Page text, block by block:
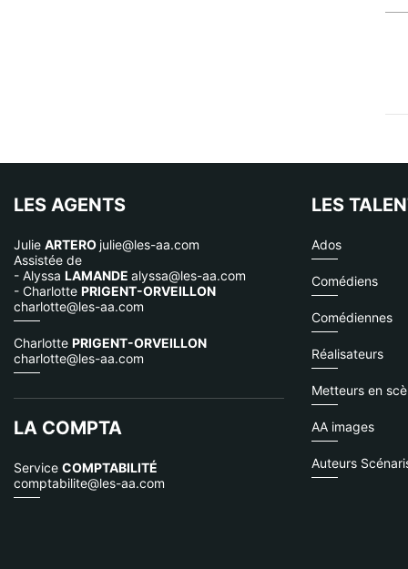
LES AGENTS
Julie ARTERO julie@les-aa.com
Assistée de
- Alyssa LAMANDE alyssa@les-aa.com
- Charlotte PRIGENT-ORVEILLON
charlotte@les-aa.com
Charlotte PRIGENT-ORVEILLON
charlotte@les-aa.com
LA COMPTA
Service COMPTABILITÉ
comptabilite@les-aa.com
LES
Ados
Comédiens
Comédiennes
Réalisateurs
Metteurs en
AA images
Auteurs